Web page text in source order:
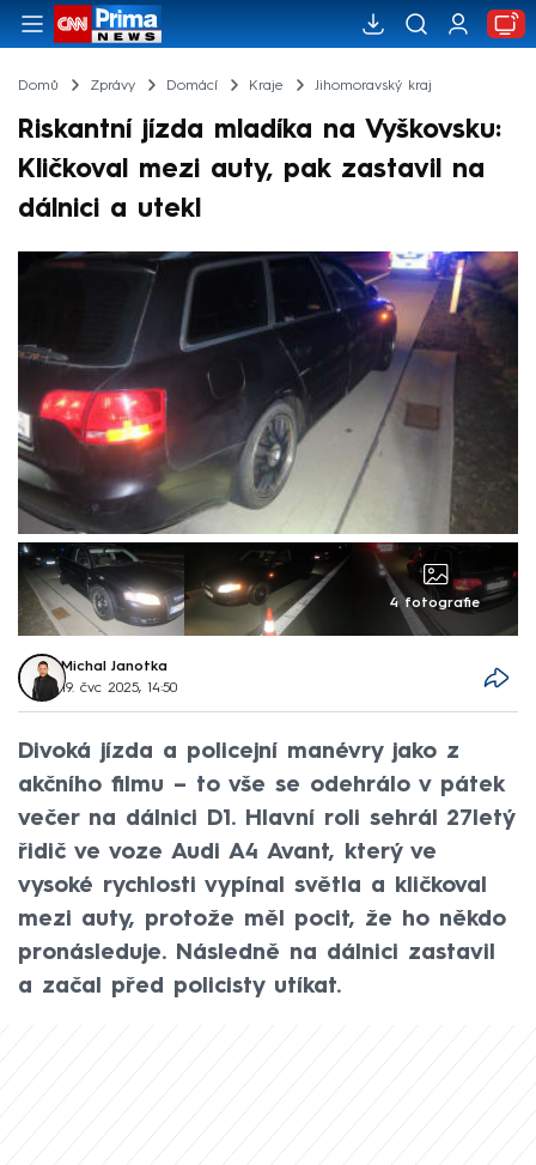
Domů Zprávy Domácí Kraje Jihomoravský kraj
Riskantní jízda mladíka na Vyškovsku:
Kličkoval mezi auty, pak zastavil na
dálnici a utekl
4 fotografie
Michal Janotka
19. čvc 2025, 14:50
Divoká jízda a policejní manévry jako z
akčního filmu – to vše se odehrálo v pátek
večer na dálnici D1. Hlavní roli sehrál 27letý
řidič ve voze Audi A4 Avant, který ve
vysoké rychlosti vypínal světla a kličkoval
mezi auty, protože měl pocit, že ho někdo
pronásleduje. Následně na dálnici zastavil
a začal před policisty utíkat.